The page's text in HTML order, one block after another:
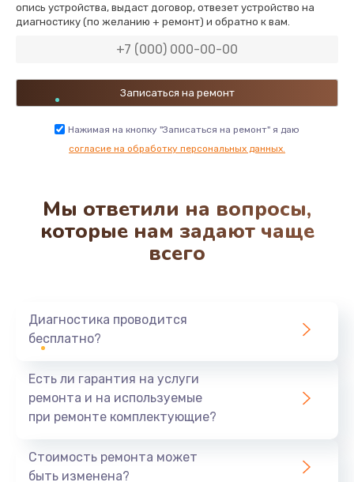
опись устройства, выдаст договор, отвезет устройство на
диагностику (по желанию + ремонт) и обратно к вам.
Нажимая на кнопку "Записаться на ремонт" я даю
согласие на обработку персональных данных.
Мы ответили на вопросы,
которые нам задают чаще
всего
Диагностика проводится
бесплатно?
Есть ли гарантия на услуги
ремонта и на используемые
при ремонте комплектующие?
Стоимость ремонта может
быть изменена?